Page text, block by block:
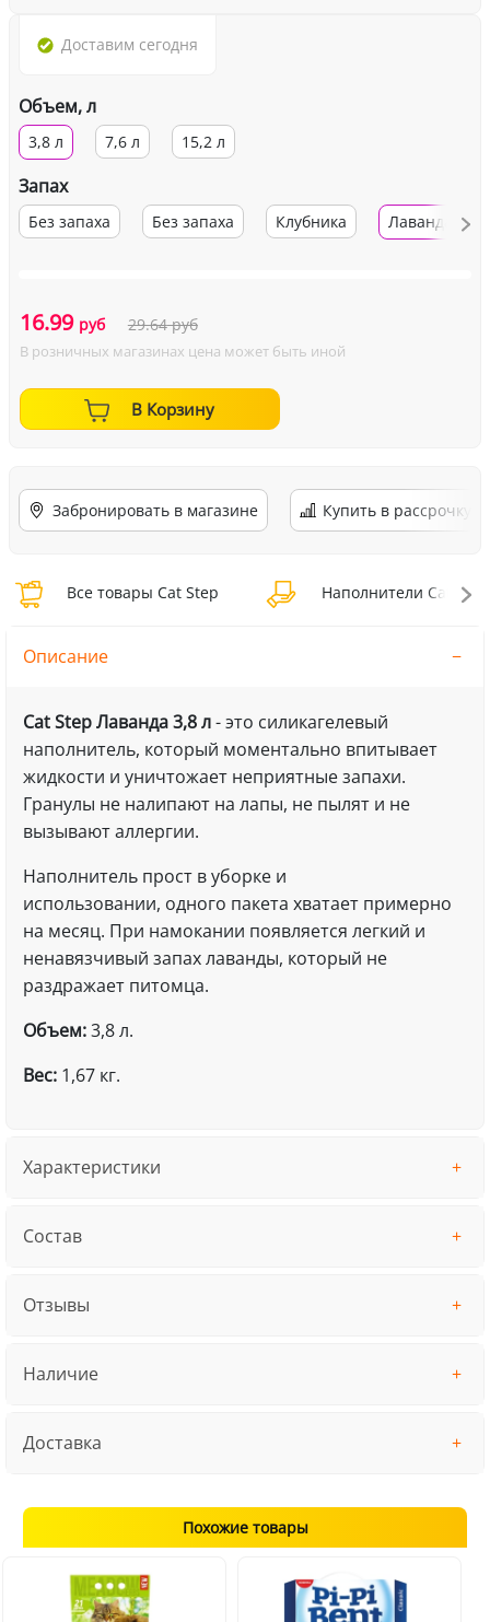
Доставим сегодня
Объем, л
3,8 л 7,6 л 15,2 л
Запах
Без запаха Без запаха Клубника Лаванда
16.99 руб 29.64руб
В розничных магазинах цена может быть иной
В Корзину
Забронировать в магазине Купить в рассрочку
Все товары Cat Step Наполнители Cat Step
Описание
Cat Step Лаванда 3,8 л- это силикагелевый
наполнитель, который моментально впитывает
жидкости и уничтожает неприятные запахи.
Гранулы не налипают на лапы, не пылят и не
вызывают аллергии.
Наполнитель прост в уборке и
использовании, одного пакета хватает примерно
на месяц. При намокании появляется легкий и
ненавязчивый запах лаванды, который не
раздражает питомца.
Объем:3,8 л.
Вес:1,67 кг.
Характеристики
Состав
Отзывы
Наличие
Доставка
Похожие товары